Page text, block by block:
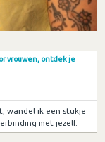
vrouwen, ontdek je
wandel ik een stukje
met jezelf.